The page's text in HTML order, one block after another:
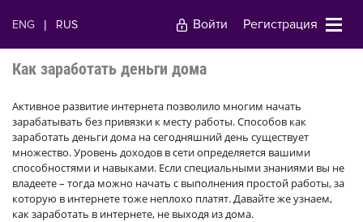
ENG | RUS Войти Регистрация
Как заработать деньги дома
Активное развитие интернета позволило многим начать
зарабатывать без привязки к месту работы. Способов как
заработать деньги дома на сегодняшний день существует
множество. Уровень доходов в сети определяется вашими
способностями и навыками. Если специальными знаниями вы не
владеете – тогда можно начать с выполнения простой работы, за
которую в интернете тоже неплохо платят. Давайте же узнаем,
как заработать в интернете, не выходя из дома.